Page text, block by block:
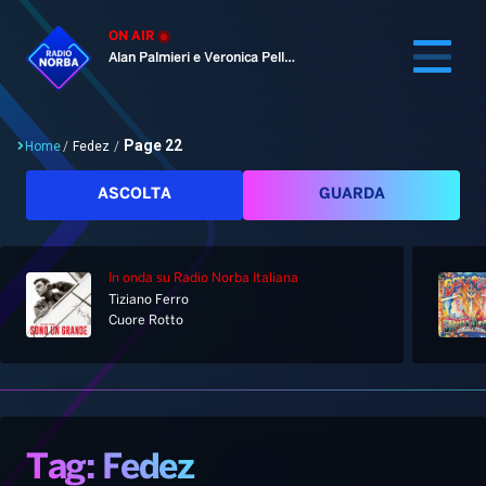
ON AIR
Alan Palmieri e Veronica Pellegrino
Home
Palinsesto
Notizie
Home/ Fedez / Page 22
ASCOLTA GUARDA
In onda su Radio Norba Italiana
Tiziano Ferro
Cuore Rotto
Tag: Fedez